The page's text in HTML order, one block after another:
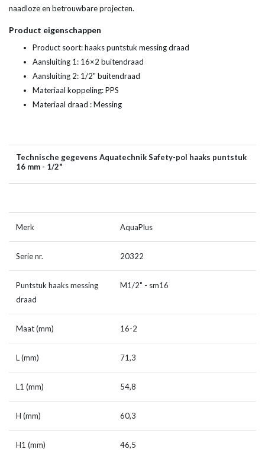
naadloze en betrouwbare projecten.
Product eigenschappen
Product soort: haaks puntstuk messing draad
Aansluiting 1: 16×2 buitendraad
Aansluiting 2: 1/2" buitendraad
Materiaal koppeling: PPS
Materiaal draad : Messing
Technische gegevens Aquatechnik Safety-pol haaks puntstuk
16 mm - 1/2"
Merk AquaPlus
Serie nr. 20322
Puntstuk haaks messing
draad
M1/2" - sm16
Maat (mm) 16-2
L (mm) 71,3
L1 (mm) 54,8
H (mm) 60,3
H1 (mm) 46,5